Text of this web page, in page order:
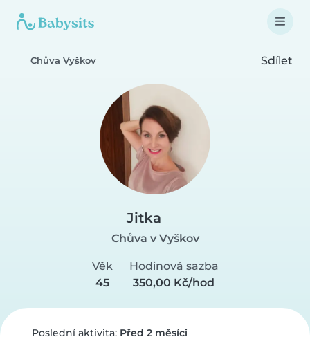
Chůva Vyškov Sdílet
Jitka
Chůva v Vyškov
Věk
45
Hodinová sazba
350,00 Kč/hod
Poslední aktivita: Před 2 měsíci